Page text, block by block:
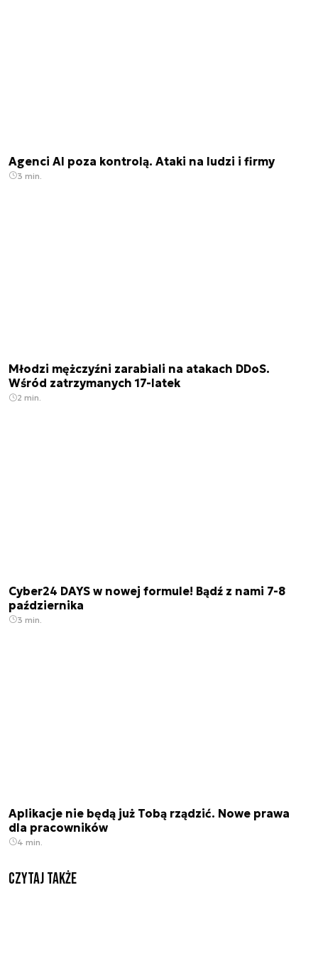
Agenci AI poza kontrolą. Ataki na ludzi i firmy
3 min.
Młodzi mężczyźni zarabiali na atakach DDoS.
Wśród zatrzymanych 17-latek
2 min.
Cyber24 DAYS w nowej formule! Bądź z nami 7-8
października
3 min.
Aplikacje nie będą już Tobą rządzić. Nowe prawa
dla pracowników
4 min.
Czytaj także